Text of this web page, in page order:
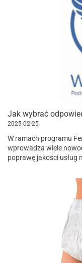
2025-02-25
W ramach programu
wprowadza wiele
poprawę jakości usług